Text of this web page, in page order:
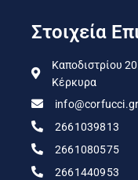
Στοιχεία
Καποδιστρίου
Κέρκυρα
info@corfucci.gr
2661039813
2661080575
2661440953